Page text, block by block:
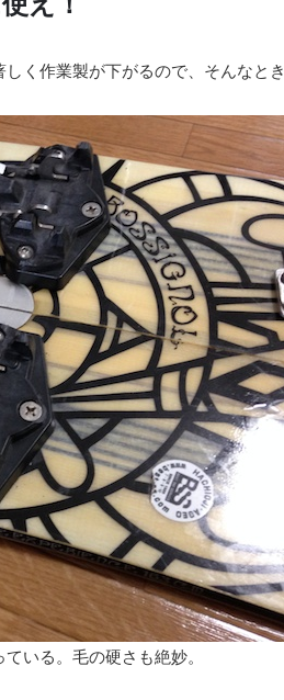
く作業製が下がるので、そんなとき
いる。毛の硬さも絶妙。